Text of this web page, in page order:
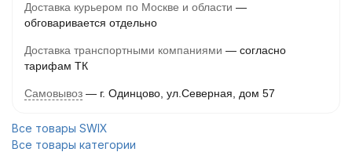
Доставка курьером по Москве и области
обговаривается отдельно
Доставка транспортными компаниями
согласно
тарифам ТК
Самовывоз г. Одинцово, ул.Северная, дом 57
Все товары SWIX
Все товары категории